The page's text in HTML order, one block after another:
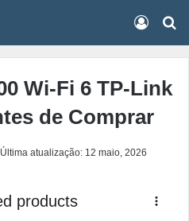
Wi-Fi 6 TP-Link
de Comprar
Última atualização: 12 maio, 2026